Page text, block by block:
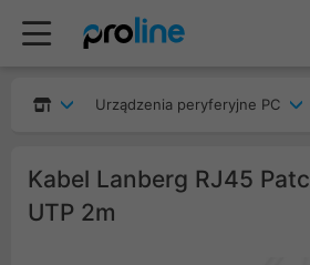
Urządzenia peryferyjne PC
Kabel Lanberg RJ45
UTP 2m